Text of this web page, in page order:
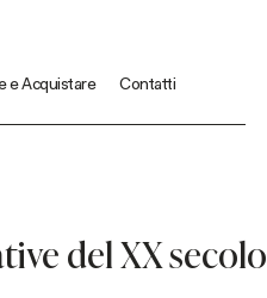
e Acquistare Contatti
del XX secolo